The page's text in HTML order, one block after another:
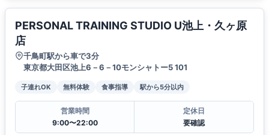
PERSONAL TRAINING STUDIO U池上・久ヶ原
店
千鳥町駅から車で3分
東京都大田区池上6－6－10モンシャトー5 101
子連れOK 無料体験 食事指導 駅から5分以内
営業時間
9:00〜22:00
定休日
要確認